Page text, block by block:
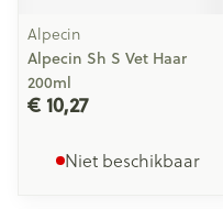
Alpecin
Alpecin Sh S Vet Haar
200ml
€ 10,27
Niet beschikbaar